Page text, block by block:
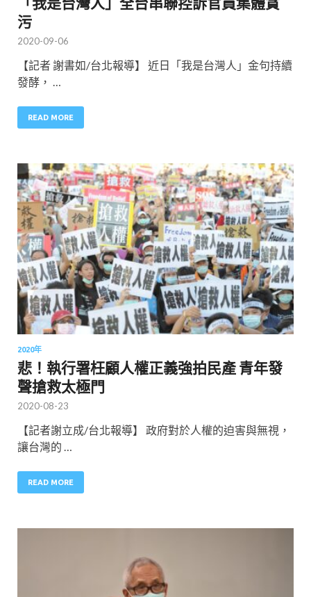
污
2020-09-06
【記者 謝書如/台北報導】 近日「我是台灣人」金句持續
發酵， …
READ MORE
2020年
悲！執行署枉顧人權正義強拍民產 青年發
聲搶救太極門
2020-08-23
【記者謝立成/台北報導】 政府對於人權的迫害與無視，
讓台灣的 …
READ MORE